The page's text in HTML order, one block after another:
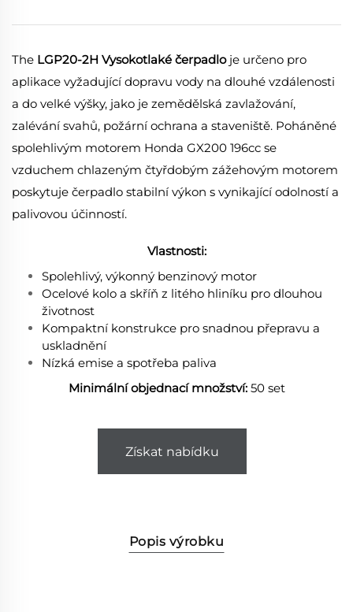
The LGP20-2H Vysokotlaké čerpadlo je určeno pro
aplikace vyžadující dopravu vody na dlouhé vzdálenosti
a do velké výšky, jako je zemědělská zavlažování,
zalévání svahů, požární ochrana a staveniště. Poháněné
spolehlivým motorem Honda GX200 196cc se
vzduchem chlazeným čtyřdobým zážehovým motorem
poskytuje čerpadlo stabilní výkon s vynikající odolností a
palivovou účinností.
Vlastnosti:
Spolehlivý, výkonný benzinový motor
Ocelové kolo a skříň z litého hliníku pro dlouhou
životnost
Kompaktní konstrukce pro snadnou přepravu a
uskladnění
Nízká emise a spotřeba paliva
Minimální objednací množství: 50 set
Získat nabídku
Popis výrobku